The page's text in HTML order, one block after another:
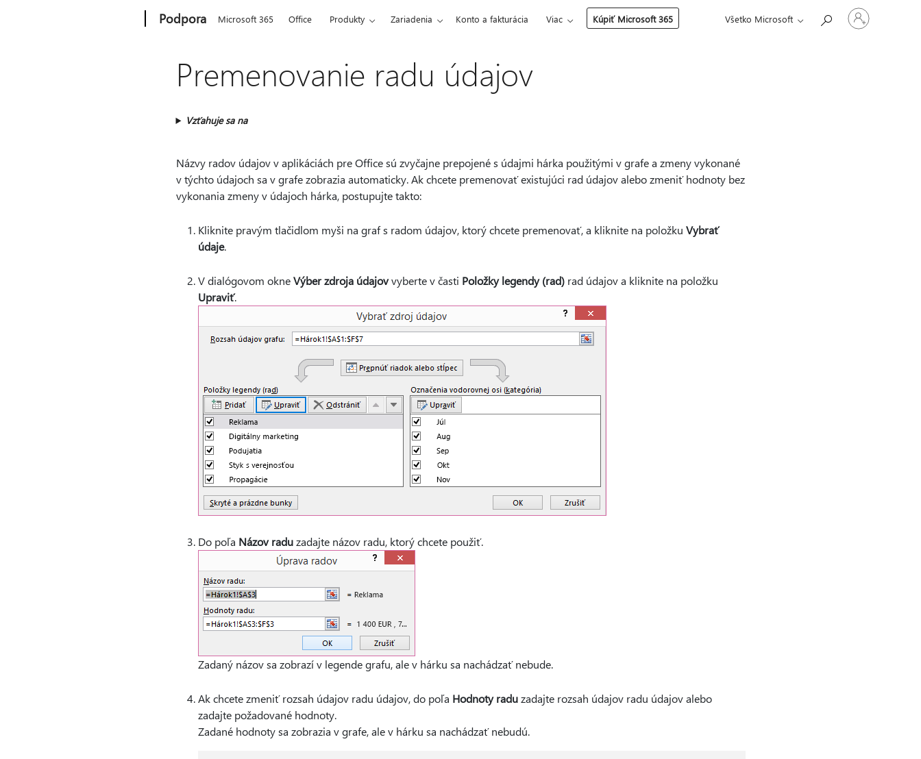
Podpora Microsoft 365 Office Produkty Zariadenia Konto a fakturácia Viac Kúpiť Microsoft 365 Všetko Microsoft
Prihláste
sa
Premenovanie radu údajov
Vzťahuje sa na
Názvy radov údajov v aplikáciách pre Office sú zvyčajne prepojené s údajmi hárka použitými v grafe a zmeny vykonané
v týchto údajoch sa v grafe zobrazia automaticky. Ak chcete premenovať existujúci rad údajov alebo zmeniť hodnoty bez
vykonania zmeny v údajoch hárka, postupujte takto:
Kliknite pravým tlačidlom myši na graf s radom údajov, ktorý chcete premenovať, a kliknite na položku Vybrať
údaje.
V dialógovom okneVýber zdroja údajovvyberte v časti Položky legendy (rad)rad údajov a kliknite na položku
Upraviť.
Do poľa Názov raduzadajte názov radu, ktorý chcete použiť.
Zadaný názov sa zobrazí v legende grafu, ale v hárku sa nachádzať nebude.
Ak chcete zmeniť rozsah údajov radu údajov, do poľa Hodnoty raduzadajte rozsah údajov radu údajov alebo
zadajte požadované hodnoty.
Zadané hodnoty sa zobrazia v grafe, ale v hárku sa nachádzať nebudú.